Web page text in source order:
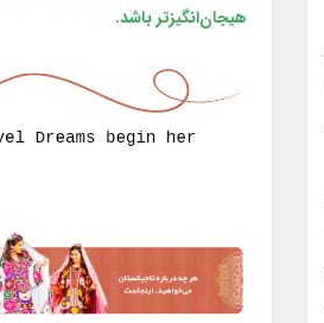
هیجان‌انگیزتر باشد.